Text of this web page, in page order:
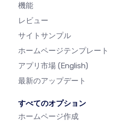
機能
レビュー
サイトサンプル
ホームページテンプレート
アプリ市場 (English)
最新のアップデート
すべてのオプション
ホームページ作成